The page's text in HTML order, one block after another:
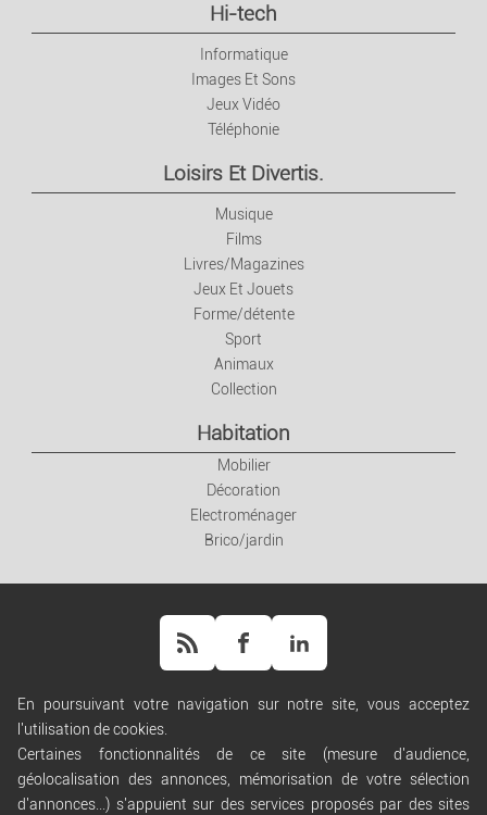
Hi-tech
Informatique
Images Et Sons
Jeux Vidéo
Téléphonie
Loisirs Et Divertis.
Musique
Films
Livres/Magazines
Jeux Et Jouets
Forme/détente
Sport
Animaux
Collection
Habitation
Mobilier
Décoration
Electroménager
Brico/jardin
Règles de diffusion
Conditions générales d'utilisation
Conditions générales de vente
En poursuivant votre navigation sur notre site, vous acceptez
l'utilisation de cookies.
Certaines fonctionnalités de ce site (mesure d'audience,
géolocalisation des annonces, mémorisation de votre sélection
d'annonces...) s'appuient sur des services proposés par des sites